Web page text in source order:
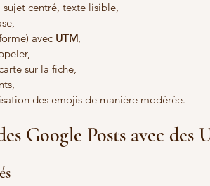
centré, texte lisible,
avec UTM,
sur la fiche,
des emojis de manière modérée.
Google Posts avec